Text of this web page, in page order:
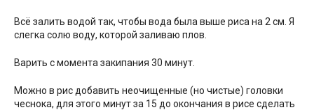
Всё залить водой так, чтобы вода была выше риса на 2 см. Я
слегка солю воду, которой заливаю плов.
Варить с момента закипания 30 минут.
Можно в рис добавить неочищенные (но чистые) головки
чеснока, для этого минут за 15 до окончания в рисе сделать